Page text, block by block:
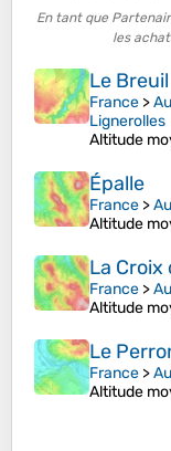
En tant que
les
Le Breuil
France >
Lignerolles
Altitude
Épalle
France >
Altitude
La Croix
France >
Altitude
Le
France >
Altitude